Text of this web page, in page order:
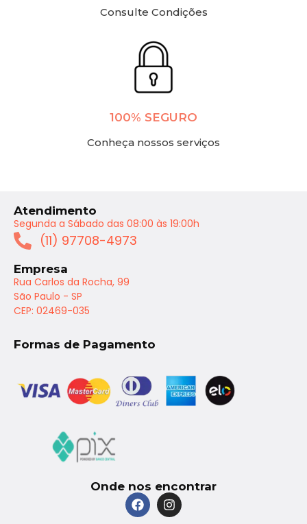
Consulte Condições
100% SEGURO
Conheça nossos serviços
Atendimento
Segunda a Sábado das 08:00 às 19:00h
(11) 97708-4973
Empresa
Rua Carlos da Rocha, 99
São Paulo - SP
CEP: 02469-035
Formas de Pagamento
Onde nos encontrar